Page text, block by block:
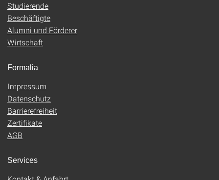
Studierende
Beschäftigte
Alumni und Förderer
Wirtschaft
Formalia
Impressum
Datenschutz
Barrierefreiheit
Zertifikate
AGB
Services